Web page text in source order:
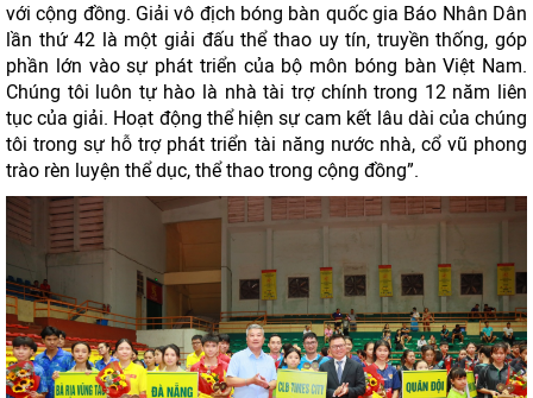
với cộng đồng. Giải vô địch bóng bàn quốc gia Báo Nhân Dân
lần thứ 42 là một giải đấu thể thao uy tín, truyền thống, góp
phần lớn vào sự phát triển của bộ môn bóng bàn Việt Nam.
Chúng tôi luôn tự hào là nhà tài trợ chính trong 12 năm liên
tục của giải. Hoạt động thể hiện sự cam kết lâu dài của chúng
tôi trong sự hỗ trợ phát triển tài năng nước nhà, cổ vũ phong
trào rèn luyện thể dục, thể thao trong cộng đồng”.